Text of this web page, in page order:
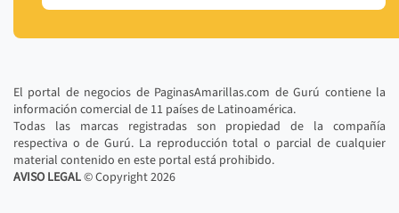
El portal de negocios de PaginasAmarillas.com de Gurú contiene la
información comercial de 11 países de Latinoamérica.
Todas las marcas registradas son propiedad de la compañía
respectiva o de Gurú. La reproducción total o parcial de cualquier
material contenido en este portal está prohibido.
AVISO LEGAL© Copyright2026